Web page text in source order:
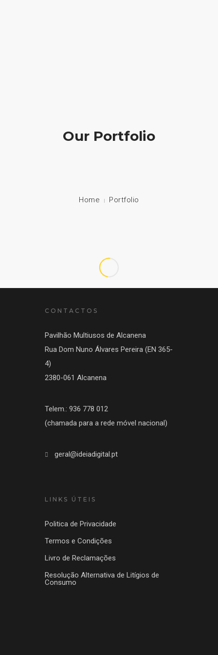
SUPORTE TÉCNICOOur Portfolio
Home Portfolio
E-commerce / Lojas Online / Outsorcing
CONTACTOS
Pavilhão Multiusos de Alcanena
Rua Dom Nuno Álvares Pereira (EN 365-
4)
2380-061 Alcanena
Telem.: 936 778 012
(chamada para a rede móvel nacional)
geral@ideiadigital.pt
LINKS ÚTEIS
Politica de Privacidade
Termos e Condições
Livro de Reclamações
Resolução Alternativa de Litígios de
Consumo